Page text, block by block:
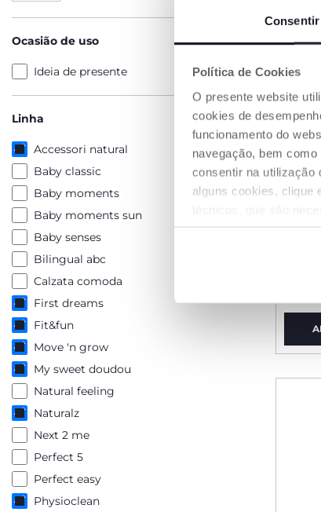
Consentir
Política de Cookies
O presente website
cookies de
funcionamento do
navegação, bem
consentir na utilização
alguns cookies, clique
Ocasião de uso
Ideia de presente
Linha
Accessori natural
Baby classic
Baby moments
Baby moments sun
Baby senses
Bilingual abc
Calzata comoda
First dreams
Fit&fun
Move 'n grow
My sweet doudou
Natural feeling
Naturalz
Next 2 me
Perfect 5
Perfect easy
Physioclean